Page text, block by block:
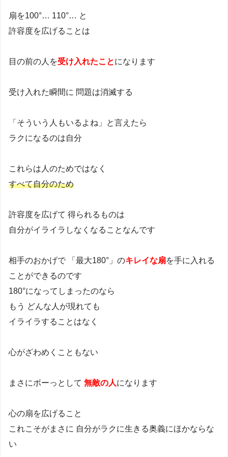
扇を100°… 110°… と
許容度を広げることは
目の前の人を受け入れたことになります
受け入れた瞬間に 問題は消滅する
「そういう人もいるよね」と言えたら
ラクになるのは自分
これらは人のためではなく
すべて自分のため
許容度を広げて 得られるものは
自分がイライラしなくなることなんです
相手のおかげで 「最大180°」のキレイな扇を手に入れる
ことができるのです
180°になってしまったのなら
もう どんな人が現れても
イライラすることはなく
心がざわめくこともない
まさにボーっとして 無敵の人になります
心の扇を広げること
これこそがまさに 自分がラクに生きる奥義にほかならな
い